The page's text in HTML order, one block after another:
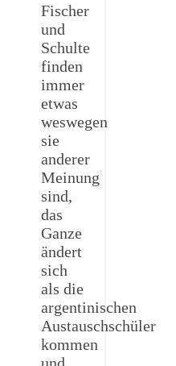
Fischer
und
Schulte
finden
immer
etwas
weswegen
sie
anderer
Meinung
sind,
das
Ganze
ändert
sich
als die
argentinischen
Austauschschüler
kommen